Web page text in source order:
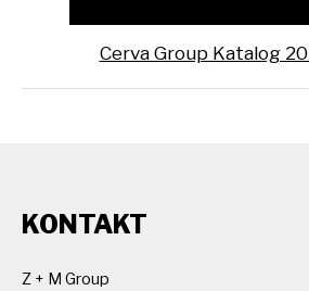
Cerva Group Katalog
KONTAKT
Z + M Group